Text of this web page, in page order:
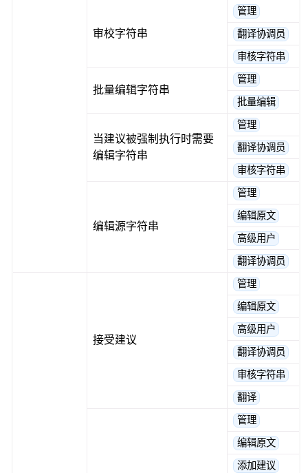
审校字符串
管理
翻译协调员
审核字符串
批量编辑字符串
管理
批量编辑
当建议被强制执行时需要
编辑字符串
管理
翻译协调员
审核字符串
编辑源字符串
管理
编辑原文
高级用户
翻译协调员
接受建议
管理
编辑原文
高级用户
翻译协调员
审核字符串
翻译
管理
编辑原文
添加建议